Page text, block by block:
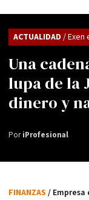
Una
lupa de la
dinero y
ACTUALIDAD / Exen
PoriProfesional
FINANZAS / Empresa